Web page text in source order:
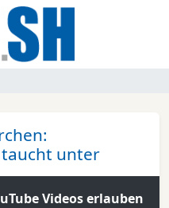
unter
Videos erlauben